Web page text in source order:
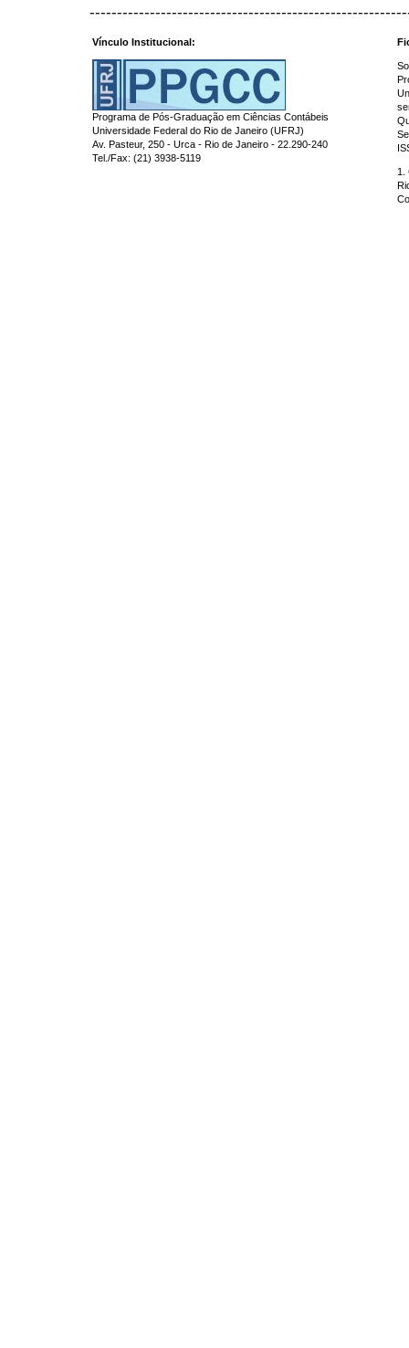
Vínculo Institucional:
Programa de Pós-Graduação em Ciências Contábeis
Universidade Federal do Rio de Janeiro (UFRJ)
Av. Pasteur, 250 - Urca - Rio de Janeiro - 22.290-240
Tel./Fax: (21) 3938-5119
1.